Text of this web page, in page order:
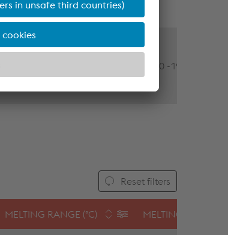
1760 -1940
Reset filters
MELTING RANGE (°C) MELTING RANGE (°F)